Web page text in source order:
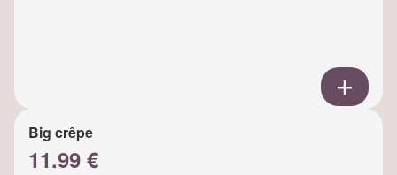
Big crêpe
11.99 €